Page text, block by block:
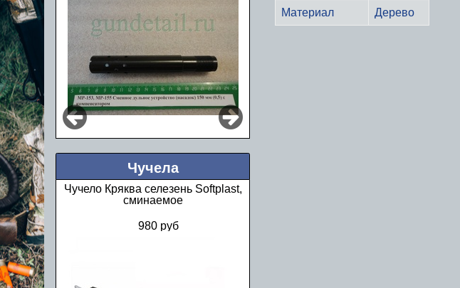
Материал Дерево
Чучела
Чучело Кряква селезень Softplast,
сминаемое
980 руб